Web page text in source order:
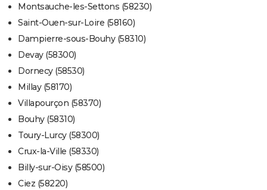
Montsauche-les-Settons (58230)
Saint-Ouen-sur-Loire (58160)
Dampierre-sous-Bouhy (58310)
Devay (58300)
Dornecy (58530)
Millay (58170)
Villapourçon (58370)
Bouhy (58310)
Toury-Lurcy (58300)
Crux-la-Ville (58330)
Billy-sur-Oisy (58500)
Ciez (58220)